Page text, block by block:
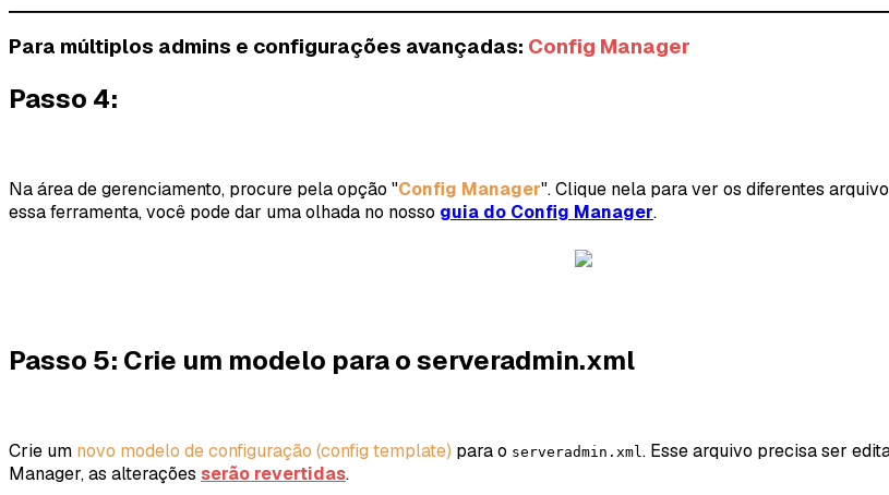
Para múltiplos admins e configurações avançadas: Config Manager
Passo 4:
Na área de gerenciamento, procure pela opção "Config Manager". Clique nela para ver os diferentes
essa ferramenta, você pode dar uma olhada no nosso guia do Config Manager.
Passo 5: Crie um modelo para o serveradmin.xml
Crie um novo modelo de configuração (config template) para o serveradmin.xml. Esse arquivo precisa ser
Manager, as alterações serão revertidas.